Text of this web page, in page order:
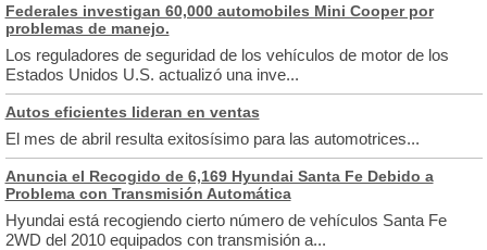
Federales investigan 60,000 automobiles Mini Cooper por
problemas de manejo.
Los reguladores de seguridad de los vehículos de motor de los
Estados Unidos U.S. actualizó una inve...
Autos eficientes lideran en ventas
El mes de abril resulta exitosísimo para las automotrices...
Anuncia el Recogido de 6,169 Hyundai Santa Fe Debido a
Problema con Transmisión Automática
Hyundai está recogiendo cierto número de vehículos Santa Fe
2WD del 2010 equipados con transmisión a...